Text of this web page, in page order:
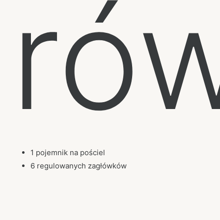
1 pojemnik na pościel
6 regulowanych zagłówków